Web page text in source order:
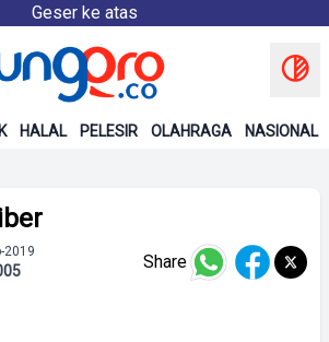
Geser ke atas
HALAL PELESIR OLAHRAGA NASIONAL
2019 Share